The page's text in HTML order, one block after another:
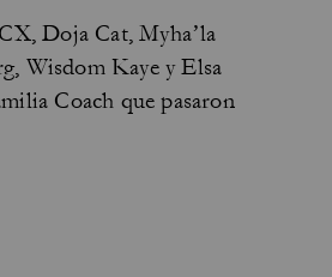
Doja Cat, Myha’la
Wisdom Kaye y Elsa
Coach que pasaron